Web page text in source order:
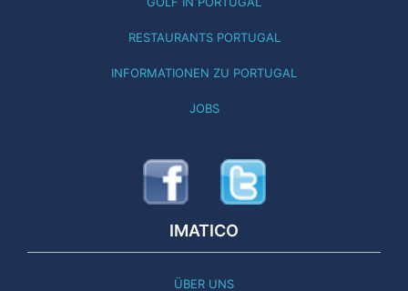
RESTAURANTS PORTUGAL
INFORMATIONEN ZU PORTUGAL
JOBS
IMATICO
ÜBER UNS